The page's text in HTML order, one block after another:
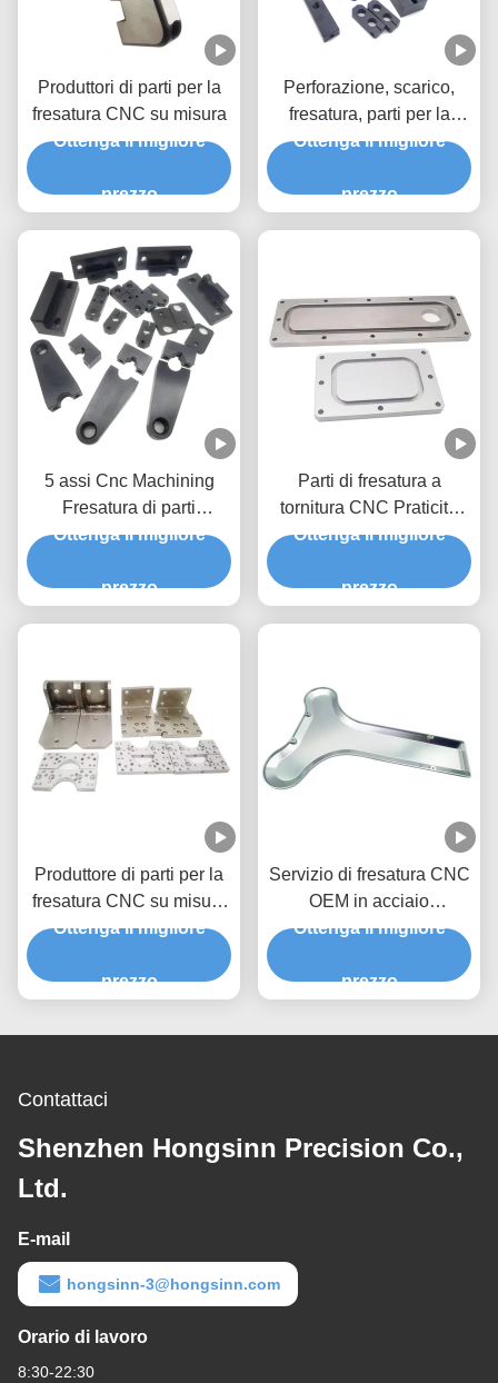
Produttori di parti per la
fresatura CNC su misura
Ottenga il migliore
prezzo
Perforazione, scarico,
fresatura, parti per la
tornitura di utensili CNC
Ottenga il migliore
prezzo
5 assi Cnc Machining
Fresatura di parti
importatori Cnc Fresatura
inossidabile
Ottenga il migliore
prezzo
Parti di fresatura a
tornitura CNC Praticità
del processo di fresatura
Ottenga il migliore
prezzo
Produttore di parti per la
fresatura CNC su misura
per parti di serie Prototipi
Ottenga il migliore
prezzo
Servizio di fresatura CNC
OEM in acciaio
inossidabile alluminio 4
Ottenga il migliore
prezzo
Contattaci
Shenzhen Hongsinn Precision Co.,
Ltd.
E-mail
hongsinn-3@hongsinn.com
Orario di lavoro
8:30-22:30